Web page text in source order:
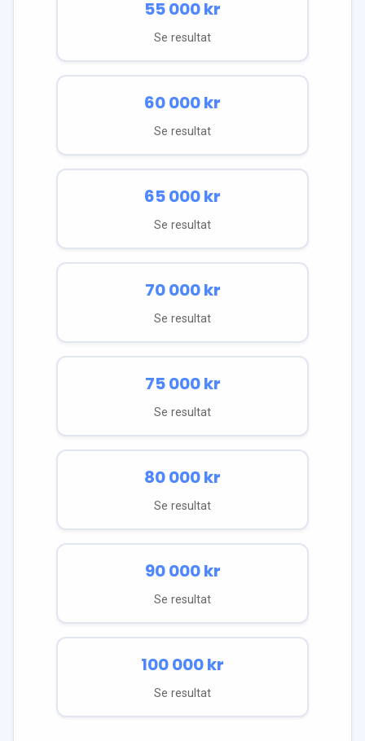
55 000kr
Se resultat
60 000kr
Se resultat
65 000kr
Se resultat
70 000kr
Se resultat
75 000kr
Se resultat
80 000kr
Se resultat
90 000kr
Se resultat
100 000kr
Se resultat